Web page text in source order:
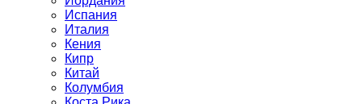
Испания
Италия
Кения
Кипр
Китай
Колумбия